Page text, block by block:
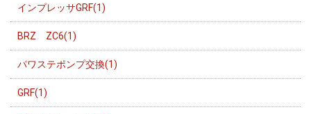
インプレッサGRF(1)
BRZ ZC6(1)
パワステポンプ交換(1)
GRF(1)